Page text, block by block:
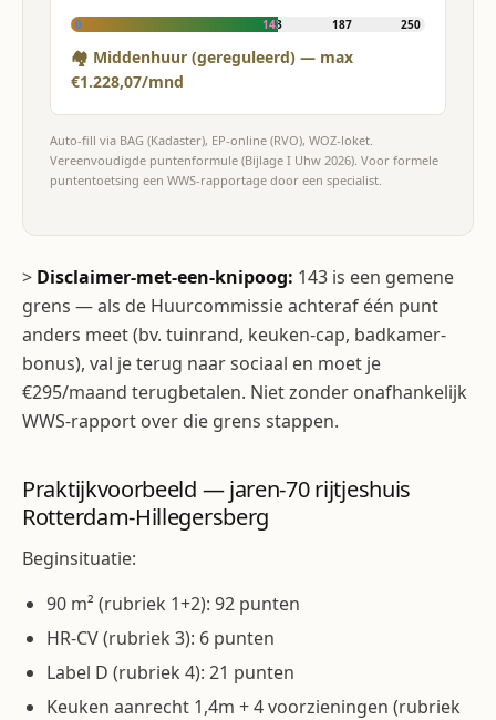
0 143 187 250
🏘 Middenhuur (gereguleerd) — max
€1.228,07/mnd
Auto-fill via BAG (Kadaster), EP-online (RVO), WOZ-loket.
Vereenvoudigde puntenformule (Bijlage I Uhw 2026). Voor formele
puntentoetsing een WWS-rapportage door een specialist.
> Disclaimer-met-een-knipoog: 143 is een gemene
grens — als de Huurcommissie achteraf één punt
anders meet (bv. tuinrand, keuken-cap, badkamer-
bonus), val je terug naar sociaal en moet je
€295/maand terugbetalen. Niet zonder onafhankelijk
WWS-rapport over die grens stappen.
Praktijkvoorbeeld — jaren-70 rijtjeshuis
Rotterdam-Hillegersberg
Beginsituatie:
90 m² (rubriek 1+2): 92 punten
HR-CV (rubriek 3): 6 punten
Label D (rubriek 4): 21 punten
Keuken aanrecht 1,4m + 4 voorzieningen (rubriek